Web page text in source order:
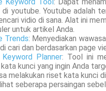
di youtube. Youtube adalah
vidio di sana. Alat ini
untuk artikel Anda.
Trends: Menyediakan
cari dan berdasarkan page
Planner: Tool ini
kunci yang ingin Anda
melakukan riset kata kunci
seberapa persaingan